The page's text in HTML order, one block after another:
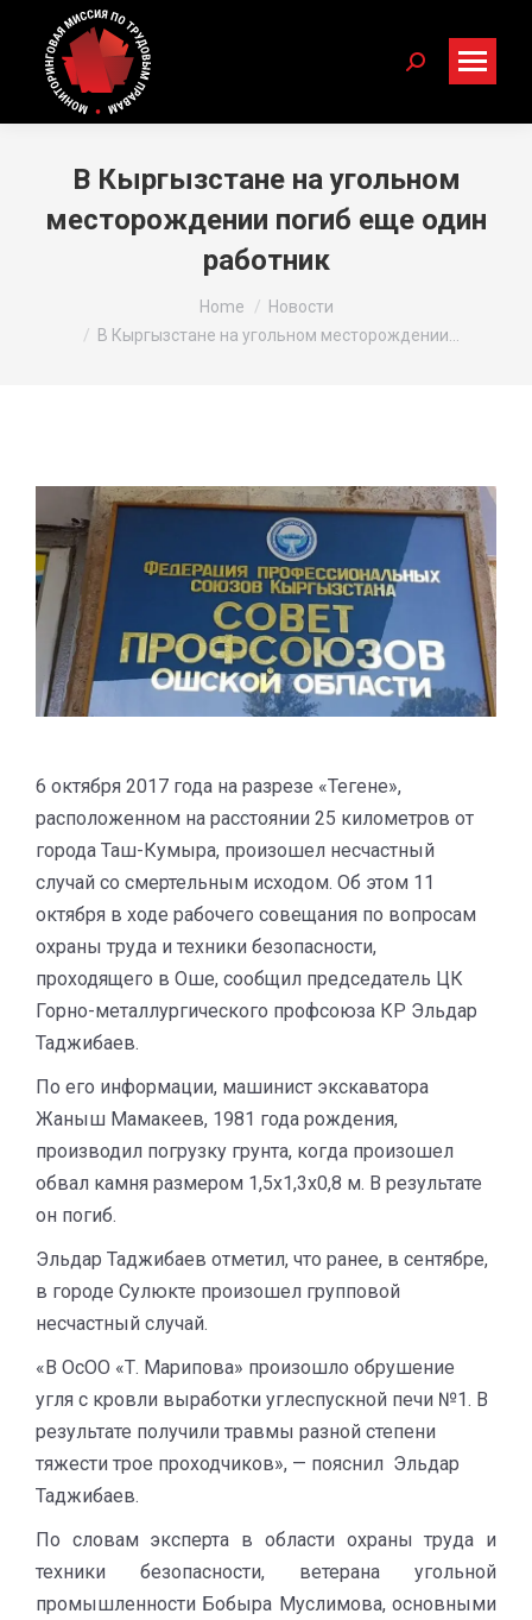
Search:
В Кыргызстане на угольном
месторождении погиб еще один
работник
Home
Новости
В Кыргызстане на угольном месторождении…
6 октября 2017 года на разрезе «Тегене»,
расположенном на расстоянии 25 километров от
города Таш-Кумыра, произошел несчастный
случай со смертельным исходом. Об этом 11
октября в ходе рабочего совещания по вопросам
охраны труда и техники безопасности,
проходящего в Оше, сообщил председатель ЦК
Горно-металлургического профсоюза КР Эльдар
Таджибаев.
По его информации, машинист экскаватора
Жаныш Мамакеев, 1981 года рождения,
производил погрузку грунта, когда произошел
обвал камня размером 1,5х1,3х0,8 м. В результате
он погиб.
Эльдар Таджибаев отметил, что ранее, в сентябре,
в городе Сулюкте произошел групповой
несчастный случай.
«В ОсОО «Т. Марипова» произошло обрушение
угля с кровли выработки углеспускной печи №1. В
результате получили травмы разной степени
тяжести трое проходчиков», — пояснил Эльдар
Таджибаев.
По словам эксперта в области охраны труда и
техники безопасности, ветерана угольной
промышленности Бобыра Муслимова, основными